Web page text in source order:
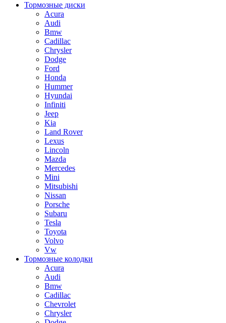
Тормозные диски
Acura
Audi
Bmw
Cadillac
Chrysler
Dodge
Ford
Honda
Hummer
Hyundai
Infiniti
Jeep
Kia
Land Rover
Lexus
Lincoln
Mazda
Mercedes
Mini
Mitsubishi
Nissan
Porsche
Subaru
Tesla
Toyota
Volvo
Vw
Тормозные колодки
Acura
Audi
Bmw
Cadillac
Chevrolet
Chrysler